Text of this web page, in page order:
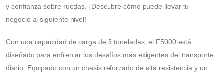
y confianza sobre ruedas. ¡Descubre cómo puede llevar tu
negocio al siguiente nivel!
Con una capacidad de carga de 5 toneladas, el F5000 está
diseñado para enfrentar los desafíos más exigentes del transporte
diario. Equipado con un chasis reforzado de alta resistencia y un